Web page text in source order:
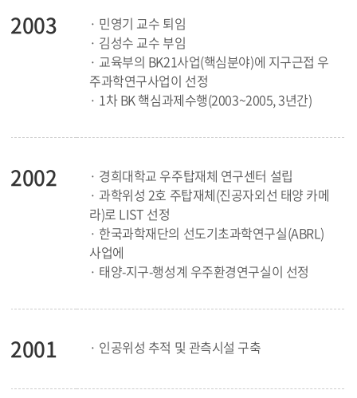
2003
· 민영기 교수 퇴임
· 김성수 교수 부임
· 교육부의 BK21사업(핵심분야)에 지구근접 우
주과학연구사업이 선정
· 1차 BK 핵심과제수행(2003~2005, 3년간)
2002
· 경희대학교 우주탑재체 연구센터 설립
· 과학위성 2호 주탑재체(진공자외선 태양 카메
라)로 LIST 선정
· 한국과학재단의 선도기초과학연구실(ABRL)
사업에
· 태양-지구-행성계 우주환경연구실이 선정
2001 · 인공위성 추적 및 관측시설 구축